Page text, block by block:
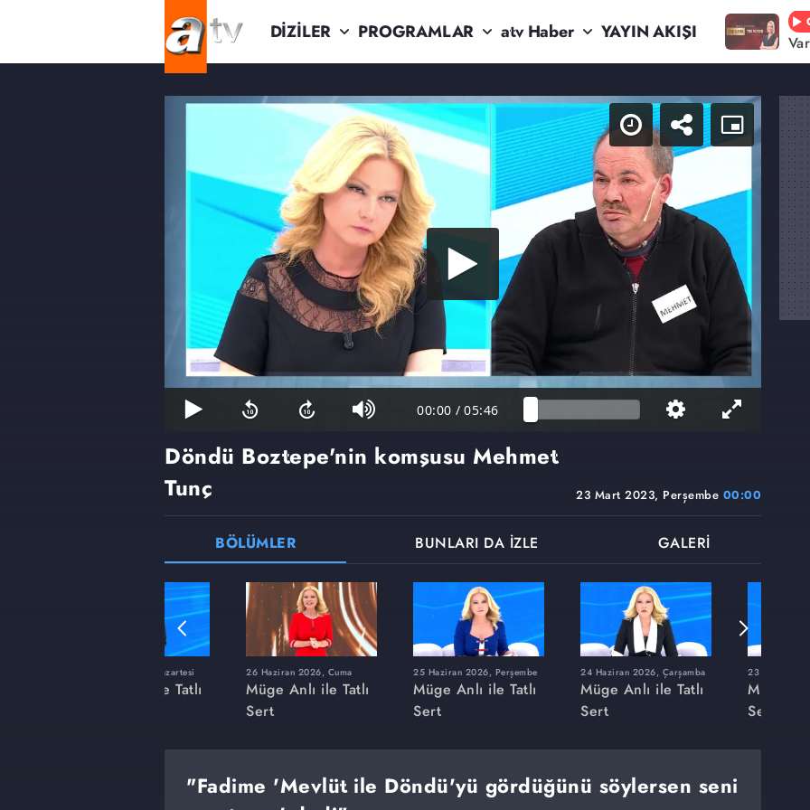
DİZİLER PROGRAMLAR atv Haber YAYIN AKIŞI
00:00 / 05:46
23 Mart 2023, Perşembe 00:00
Döndü Boztepe'nin komşusu Mehmet
Tunç
BÖLÜMLER BUNLARI DA İZLE GALERİ
8 Haziran 2026, Pazartesi
Müge Anlı ile Tatlı
26 Haziran 2026, Cuma
Müge Anlı ile Tatlı
Sert
25 Haziran 2026, Perşembe
Müge Anlı ile Tatlı
Sert
24 Haziran 2026, Çarşamba
Müge Anlı ile Tatlı
Sert
23 Haziran
Müge
Sert
"Fadime 'Mevlüt ile Döndü'yü gördüğünü söylersen seni